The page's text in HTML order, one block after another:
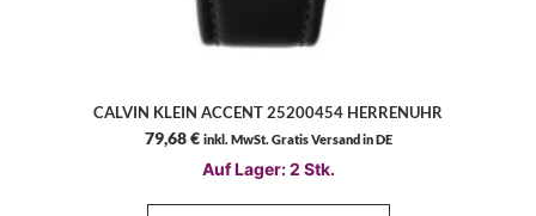
CALVIN KLEIN ACCENT 25200454 HERRENUHR
79,68€ inkl. MwSt. Gratis Versand in DE
Auf Lager: 2 Stk.